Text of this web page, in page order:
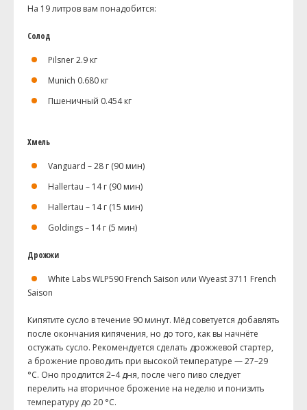
На 19 литров вам понадобится:
Солод
Pilsner 2.9 кг
Munich 0.680 кг
Пшеничный 0.454 кг
Хмель
Vanguard – 28 г (90 мин)
Hallertau – 14 г (90 мин)
Hallertau – 14 г (15 мин)
Goldings – 14 г (5 мин)
Дрожжи
White Labs WLP590 French Saison или Wyeast 3711 French
Saison
Кипятите сусло в течение 90 минут. Мёд советуется добавлять
после окончания кипячения, но до того, как вы начнёте
остужать сусло. Рекомендуется сделать дрожжевой стартер,
а брожение проводить при высокой температуре — 27–29
°C. Оно продлится 2–4 дня, после чего пиво следует
перелить на вторичное брожение на неделю и понизить
температуру до 20 °C.